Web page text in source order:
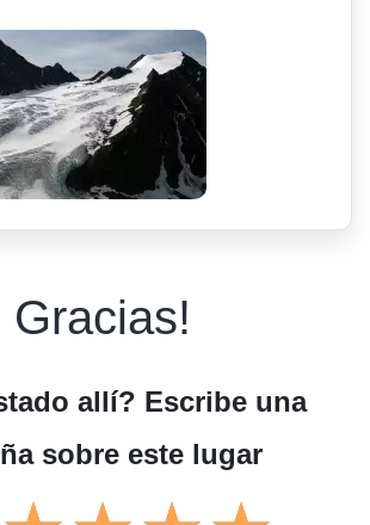
Gracias!
allí? Escribe una
sobre este lugar